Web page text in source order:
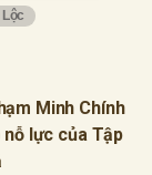
Minh Chính
lực của Tập